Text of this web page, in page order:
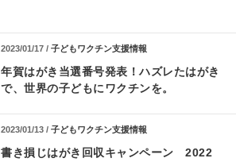
2023/01/17 /子どもワクチン支援情報
年賀はがき当選番号発表！ハズレたはがき
で、世界の子どもにワクチンを。
2023/01/13 /子どもワクチン支援情報
書き損じはがき回収キャンペーン 2022